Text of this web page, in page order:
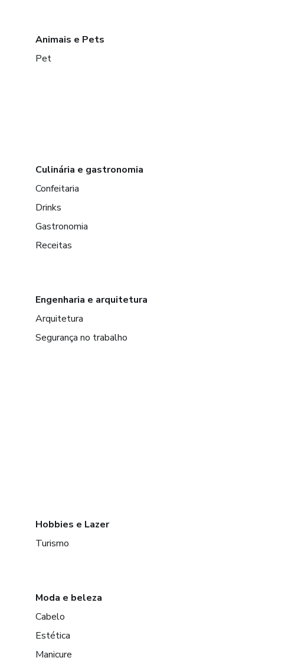
Animais e Pets
Pet
Culinária e gastronomia
Confeitaria
Drinks
Gastronomia
Receitas
Engenharia e arquitetura
Arquitetura
Segurança no trabalho
Hobbies e Lazer
Turismo
Moda e beleza
Cabelo
Estética
Manicure